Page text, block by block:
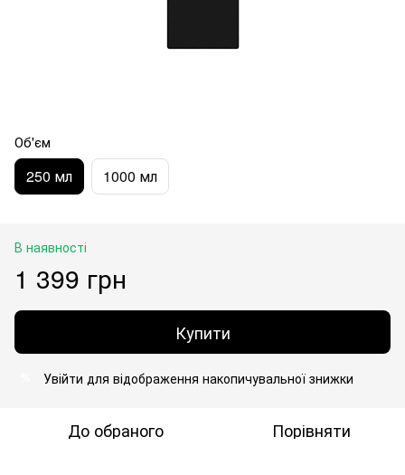
Об'єм
250 мл 1000 мл
В наявності
1 399 грн
Купити
Увійти для відображення накопичувальної знижки
До обраного Порівняти